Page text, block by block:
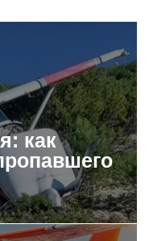
как